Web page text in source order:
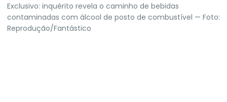
Exclusivo: inquérito revela o caminho de bebidas
contaminadas com álcool de posto de combustível — Foto:
Reprodução/Fantástico